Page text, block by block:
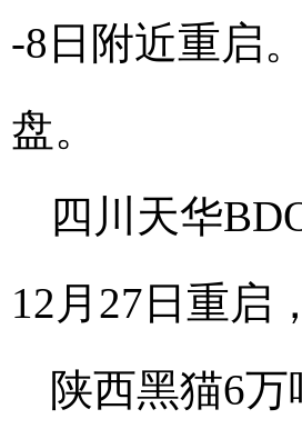
-8日附近重启
盘。
四川天华
12月27日重启
陕西黑猫6